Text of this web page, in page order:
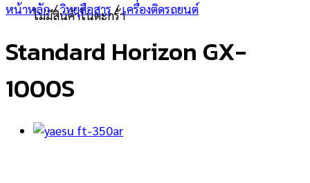
ไม่มีสินค้าในตะกร้า
หน้าหลัก/วิทยุสือสาร / เครื่องติดรถยนต์
Standard Horizon GX-
1000S